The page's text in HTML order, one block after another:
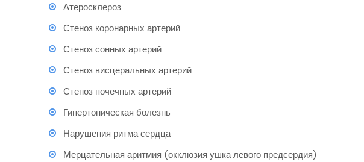
Атеросклероз
Стеноз коронарных артерий
Стеноз сонных артерий
Стеноз висцеральных артерий
Стеноз почечных артерий
Гипертоническая болезнь
Нарушения ритма сердца
Мерцательная аритмия (окклюзия ушка левого предсердия)